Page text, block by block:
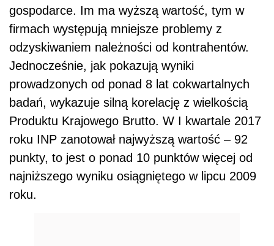
gospodarce. Im ma wyższą wartość, tym w
firmach występują mniejsze problemy z
odzyskiwaniem należności od kontrahentów.
Jednocześnie, jak pokazują wyniki
prowadzonych od ponad 8 lat cokwartalnych
badań, wykazuje silną korelację z wielkością
Produktu Krajowego Brutto. W I kwartale 2017
roku INP zanotował najwyższą wartość – 92
punkty, to jest o ponad 10 punktów więcej od
najniższego wyniku osiągniętego w lipcu 2009
roku.